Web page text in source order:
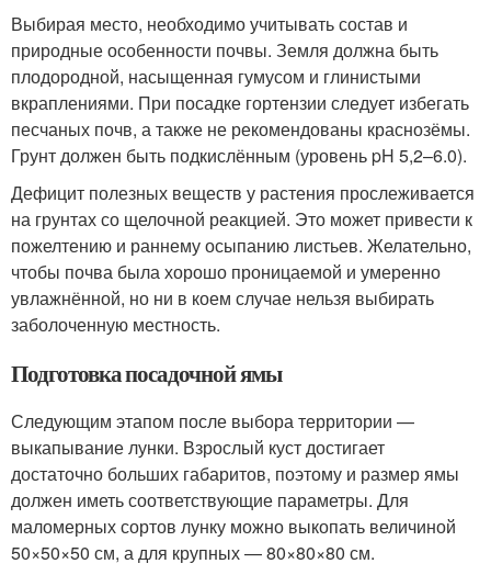
Выбирая место, необходимо учитывать состав и
природные особенности почвы. Земля должна быть
плодородной, насыщенная гумусом и глинистыми
вкраплениями. При посадке гортензии следует избегать
песчаных почв, а также не рекомендованы краснозёмы.
Грунт должен быть подкислённым (уровень pH 5,2–6.0).
Дефицит полезных веществ у растения прослеживается
на грунтах со щелочной реакцией. Это может привести к
пожелтению и раннему осыпанию листьев. Желательно,
чтобы почва была хорошо проницаемой и умеренно
увлажнённой, но ни в коем случае нельзя выбирать
заболоченную местность.
Подготовка посадочной ямы
Следующим этапом после выбора территории —
выкапывание лунки. Взрослый куст достигает
достаточно больших габаритов, поэтому и размер ямы
должен иметь соответствующие параметры. Для
маломерных сортов лунку можно выкопать величиной
50×50×50 см, а для крупных — 80×80×80 см.